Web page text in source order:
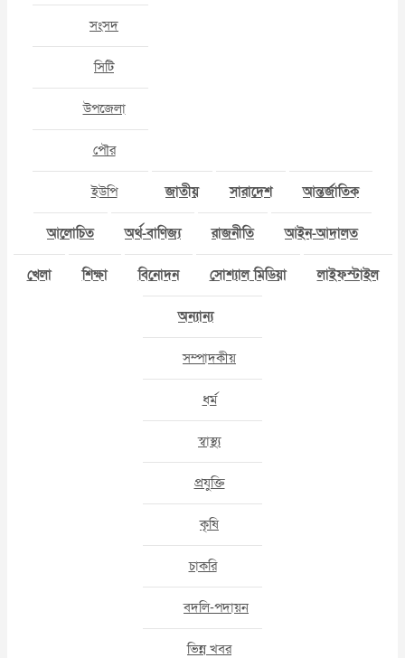
সংসদ
সিটি
উপজেলা
পৌর
ইউপি জাতীয় সারাদেশ আন্তর্জাতিক
আলোচিত অর্থ-বাণিজ্য রাজনীতি আইন-আদালত
খেলা শিক্ষা বিনোদন সোশ্যাল মিডিয়া লাইফস্টাইল
অন্যান্য
সম্পাদকীয়
ধর্ম
স্বাস্থ্য
প্রযুক্তি
কৃষি
চাকরি
বদলি-পদায়ন
ভিন্ন খবর